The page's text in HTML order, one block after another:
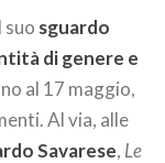
suo sguardo
di genere e
al 17 maggio,
Al via, alle
Savarese, Le